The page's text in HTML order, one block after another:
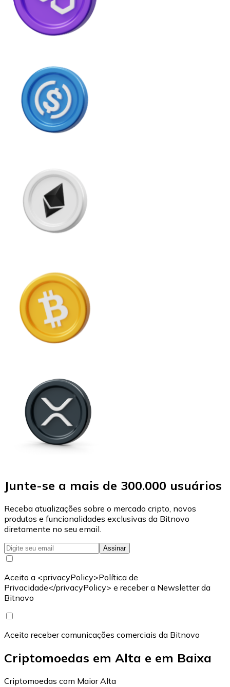
Junte-se a mais de 300.000 usuários
Receba atualizações sobre o mercado cripto, novos
produtos e funcionalidades exclusivas da Bitnovo
diretamente no seu email.
Assinar
Aceito a <privacyPolicy>Política de
Privacidade</privacyPolicy> e receber a Newsletter da
Bitnovo
Aceito receber comunicações comerciais da Bitnovo
Criptomoedas em Alta e em Baixa
Criptomoedas com Maior Alta